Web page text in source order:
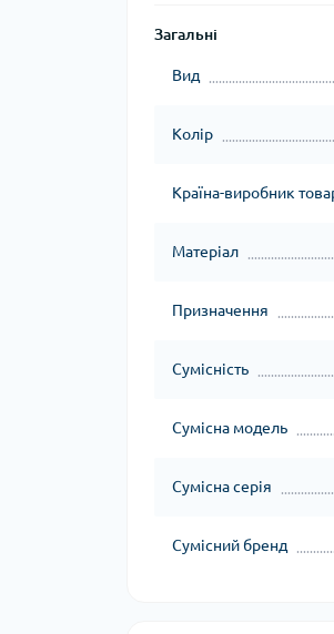
Загальні
Вид
Колір
Країна-виробник
Матеріал
Призначення
Сумісність
Сумісна модель
Сумісна серія
Сумісний бренд